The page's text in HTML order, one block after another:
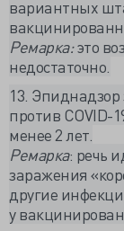
вариантных
Ремарка:это
недостаточно.
13.
против
менее 2 лет.
Ремарка: речь
заражения
другие
у